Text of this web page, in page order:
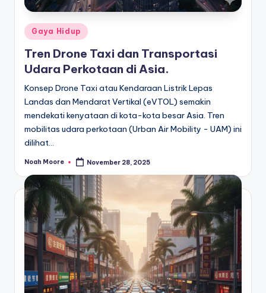
Posted
in
Gaya Hidup
Tren Drone Taxi dan Transportasi
Udara Perkotaan di Asia.
Konsep Drone Taxi atau Kendaraan Listrik Lepas
Landas dan Mendarat Vertikal (eVTOL) semakin
mendekati kenyataan di kota-kota besar Asia. Tren
mobilitas udara perkotaan (Urban Air Mobility - UAM) ini
dilihat…
Posted
Noah Moore November 28, 2025